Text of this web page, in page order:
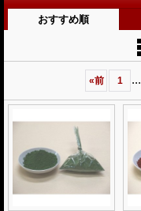
おすすめ順
«前 1 ...